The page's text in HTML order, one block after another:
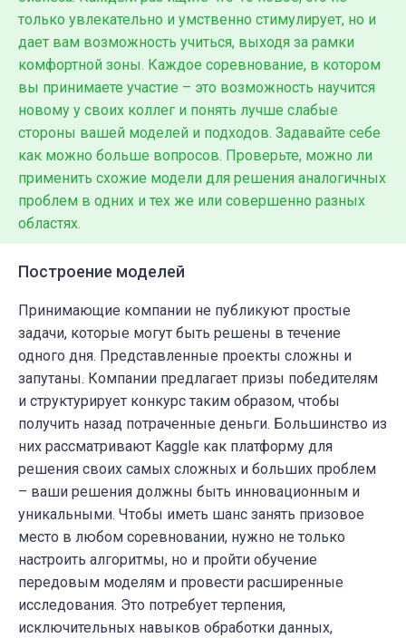
только увлекательно и умственно стимулирует, но и
дает вам возможность учиться, выходя за рамки
комфортной зоны. Каждое соревнование, в котором
вы принимаете участие – это возможность научится
новому у своих коллег и понять лучше слабые
стороны вашей моделей и подходов. Задавайте себе
как можно больше вопросов. Проверьте, можно ли
применить схожие модели для решения аналогичных
проблем в одних и тех же или совершенно разных
областях.
Построение моделей
Принимающие компании не публикуют простые
задачи, которые могут быть решены в течение
одного дня. Представленные проекты сложны и
запутаны. Компании предлагает призы победителям
и структурирует конкурс таким образом, чтобы
получить назад потраченные деньги. Большинство из
них рассматривают Kaggle как платформу для
решения своих самых сложных и больших проблем
– ваши решения должны быть инновационным и
уникальными. Чтобы иметь шанс занять призовое
место в любом соревновании, нужно не только
настроить алгоритмы, но и пройти обучение
передовым моделям и провести расширенные
исследования. Это потребует терпения,
исключительных навыков обработки данных,